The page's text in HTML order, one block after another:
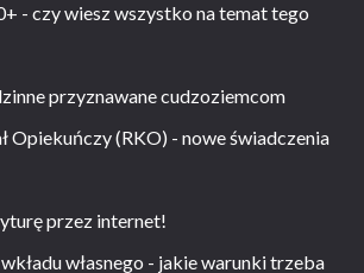
- czy wiesz wszystko na temat tego
przyznawane cudzoziemcom
Opiekuńczy (RKO) - nowe świadczenia
przez internet!
własnego - jakie warunki trzeba